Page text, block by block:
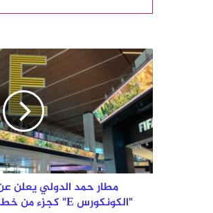
مطار
حمد
الدولي
يعلن
عن
افتتاح
منطقة
"الكونكورس
E"
مطار حمد الدولي يعلن
"الكونكورس E" كجزء من خطة التوسعة الشاملة